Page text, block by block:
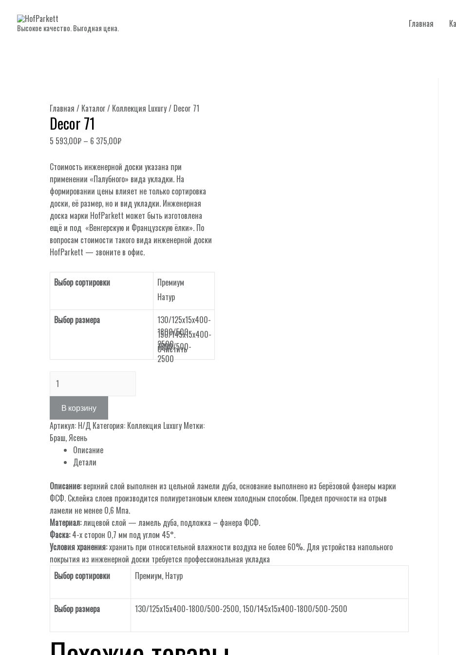
Высокое качество. Выгодная цена. Главная
Главная / Каталог/ Коллекция Luxury/ Decor 71
Decor 71
5 593,00₽ – 6 375,00₽
Стоимость инженерной доски указана при
применении «Палубного» вида укладки. На
формировании цены влияет не только сортировка
доски, её размер, но и вид укладки. Инженерная
доска марки HofParkett может быть изготовлена
ещё и под «Венгерскую и Французскую ёлки». По
вопросам стоимости такого вида инженерной доски
HofParkett — звоните в офис.
Выбор сортировки
Премиум
Натур
Выбор размера
130/125х15х400-
1800/500-
2500
150/145х15х400-
1800/500-
2500
Очистить
товара
В корзину
Артикул: Н/Д Категория: Коллекция Luxury Метки:
Браш,Ясень
Описание
Детали
Описание:верхний слой выполнен из цельной ламели дуба, основание выполнено из берёзовой фанеры марки
ФСФ. Склейка слоев производится полиуретановым клеем холодным способом. Предел прочности на отрыв
ламели не менее 0,6 Мпа.
Материал:лицевой слой — ламель дуба, подложка – фанера ФСФ.
Фаска:4-х сторон 0,7 мм под углом 45°.
Условия хранения:хранить при относительной влажности воздуха не более 60%. Для устройства напольного
покрытия из инженерной доски требуется профессиональная укладка
Выбор сортировки
Премиум, Натур
Выбор размера 130/125х15х400-1800/500-2500, 150/145х15х400-1800/500-2500